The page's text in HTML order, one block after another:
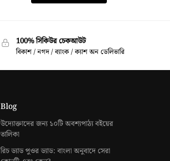
100% সিকিউর চেকআউট
বিকাশ / নগদ / ব্যাংক / ক্যাশ অন ডেলিভারি
Blog
উদ্যোক্তাদের জন্য ১০টি অবশ্যপাঠ্য বইয়ের
তালিকা
রিচ ড্যাড পুওর ড্যাড: বাংলা অনুবাদে সেরা